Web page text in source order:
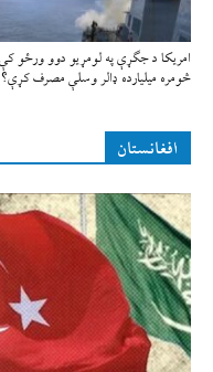
امريکا د جګړې په لومړيو دوو ورځو کې
څومره ميليارده ډالر وسلې مصرف کړې؟
افغانستان